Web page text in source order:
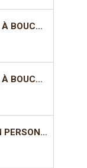
SUPPORT À BOUCHON "MERCI" - ARCHE
SUPPORT À BOUCHON MARQUE-PLACE - ARCHE
BOUCHON PERSONNALISÉ POUR MARIAGE - MODÈLE 1